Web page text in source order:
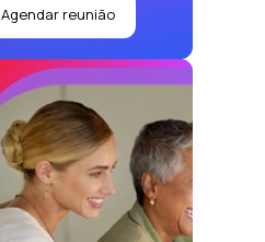
Agendar reunião